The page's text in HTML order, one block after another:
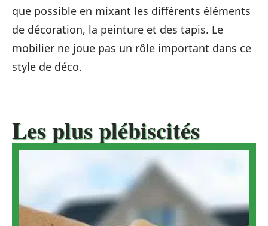
que possible en mixant les différents éléments
de décoration, la peinture et des tapis. Le
mobilier ne joue pas un rôle important dans ce
style de déco.
Les plus plébiscités